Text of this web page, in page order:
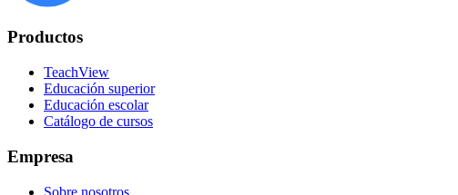
Productos
TeachView
Educación superior
Educación escolar
Catálogo de cursos
Empresa
Sobre nosotros